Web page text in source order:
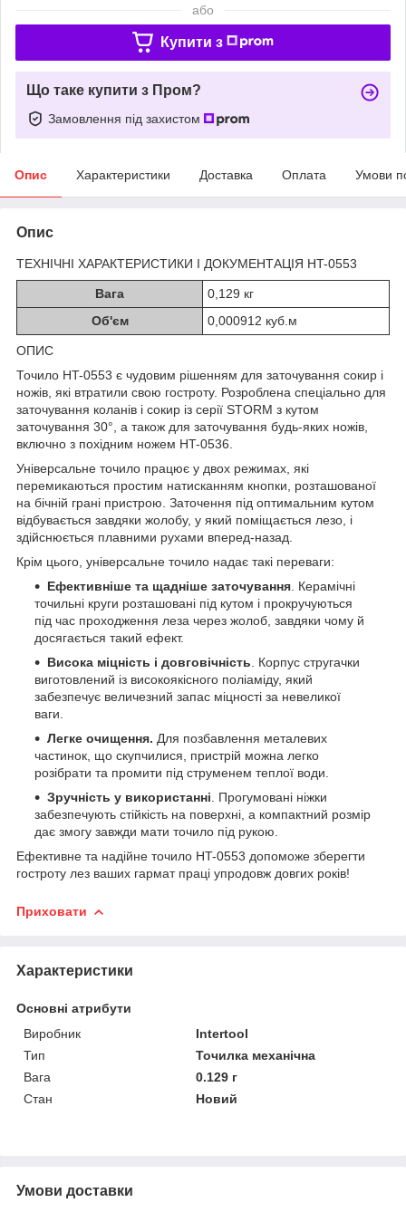
або
Купити з
Що таке купити з Пром?
Замовлення під захистом
Опис Характеристики Доставка Оплата Умови
Опис
ТЕХНІЧНІ ХАРАКТЕРИСТИКИ І ДОКУМЕНТАЦІЯ HT-0553
Вага
0,129 кг
Об'єм
0,000912 куб.м
ОПИС
Точило HT-0553 є чудовим рішенням для заточування сокир і
ножів, які втратили свою гостроту. Розроблена спеціально для
заточування коланів і сокир із серії STORM з кутом
заточування 30°, а також для заточування будь-яких ножів,
включно з похідним ножем HT-0536.
Універсальне точило працює у двох режимах, які
перемикаються простим натисканням кнопки, розташованої
на бічній грані пристрою. Заточення під оптимальним кутом
відбувається завдяки жолобу, у який поміщається лезо, і
здійснюється плавними рухами вперед-назад.
Крім цього, універсальне точило надає такі переваги:
Ефективніше та щадніше заточування . Керамічні
точильні круги розташовані під кутом і прокручуються
під час проходження леза через жолоб, завдяки чому й
досягається такий ефект.
Висока міцність і довговічність . Корпус стругачки
виготовлений із високоякісного поліаміду, який
забезпечує величезний запас міцності за невеликої
ваги.
Легке очищення. Для позбавлення металевих
частинок, що скупчилися, пристрій можна легко
розібрати та промити під струменем теплої води.
Зручність у використанні . Прогумовані ніжки
забезпечують стійкість на поверхні, а компактний розмір
дає змогу завжди мати точило під рукою.
Ефективне та надійне точило HT-0553 допоможе зберегти
гостроту лез ваших гармат праці упродовж довгих років!
Приховати
Характеристики
Основні атрибути
Виробник
Intertool
Тип
Точилка механічна
Вага
0.129 г
Стан
Новий
Умови доставки